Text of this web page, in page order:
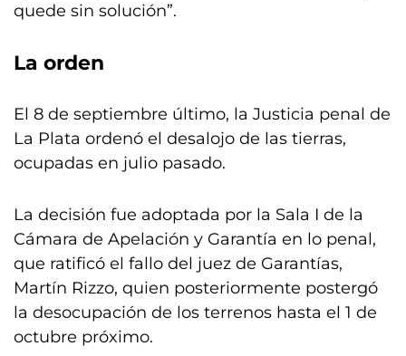
quede sin solución”.
La orden
El 8 de septiembre último, la Justicia penal de
La Plata ordenó el desalojo de las tierras,
ocupadas en julio pasado.
La decisión fue adoptada por la Sala I de la
Cámara de Apelación y Garantía en lo penal,
que ratificó el fallo del juez de Garantías,
Martín Rizzo, quien posteriormente postergó
la desocupación de los terrenos hasta el 1 de
octubre próximo.